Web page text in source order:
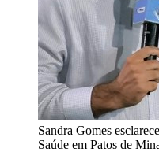
Sandra Gomes
Saúde em Patos de